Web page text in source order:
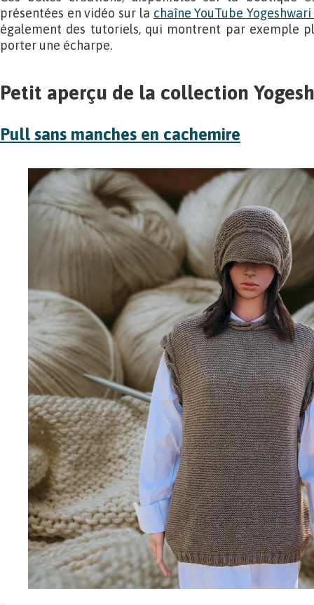
présentées en vidéo sur la chaîne YouTube
également des tutoriels, qui montrent par exemple
porter une écharpe.
Petit aperçu de la collection
Pull sans manches en cachemire